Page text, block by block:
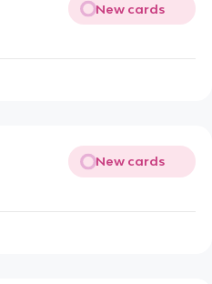
New cards
New cards